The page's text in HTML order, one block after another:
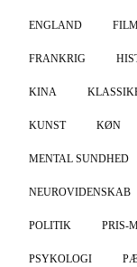
ENGLAND
FRANKRIG
KINA
KUNST KØN
MENTAL SUNDHED
NEUROVIDENSKAB
POLITIK PRIS-
PSYKOLOGI